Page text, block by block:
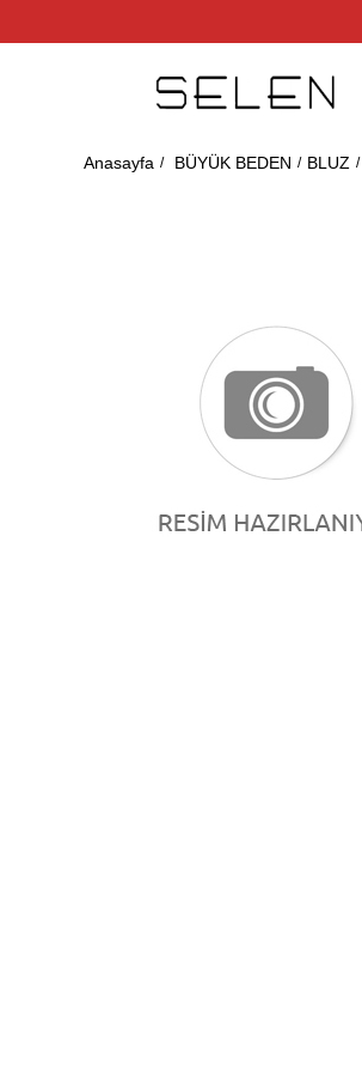
Anasayfa BÜYÜK BEDEN BLUZ